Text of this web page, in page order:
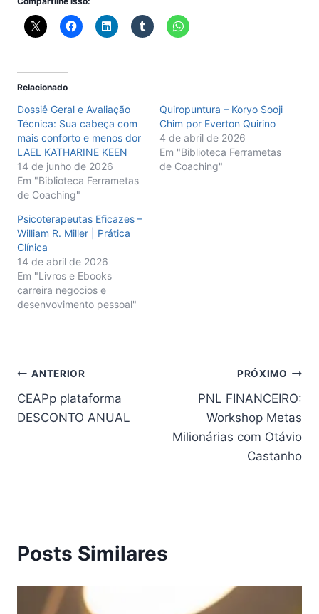
Relacionado
Dossiê Geral e Avaliação
Técnica: Sua cabeça com
mais conforto e menos dor
LAEL KATHARINE KEEN
14 de junho de 2026
Em "Biblioteca Ferrametas
de Coaching"
Quiropuntura – Koryo Sooji
Chim por Everton Quirino
4 de abril de 2026
Em "Biblioteca Ferrametas
de Coaching"
Psicoterapeutas Eficazes –
William R. Miller | Prática
Clínica
14 de abril de 2026
Em "Livros e Ebooks
carreira negocios e
desenvovimento pessoal"
Navegação
de
ANTERIOR
CEAPp plataforma
DESCONTO ANUAL
PRÓXIMO
PNL FINANCEIRO:
Workshop Metas
Milionárias com Otávio
Castanho
Posts Similares